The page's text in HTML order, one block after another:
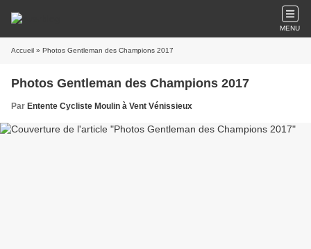
MENU
Accueil » Photos Gentleman des Champions 2017
Photos Gentleman des Champions 2017
Par Entente Cycliste Moulin à Vent Vénissieux